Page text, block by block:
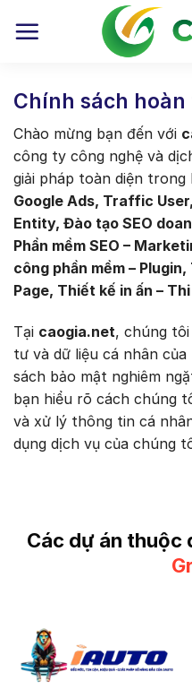
Chính sách hoàn
Chào mừng bạn đến với
công ty công nghệ và
giải pháp toàn diện trong
Google Ads, Traffic
Entity, Đào tạo SEO
Phần mềm SEO –
công phần mềm –
Page, Thiết kế in ấn –
Tại caogia.net, chúng
tư và dữ liệu cá nhân
sách bảo mật nghiêm
bạn hiểu rõ cách chúng
và xử lý thông tin cá
dụng dịch vụ của chúng
Các dự án thuộc